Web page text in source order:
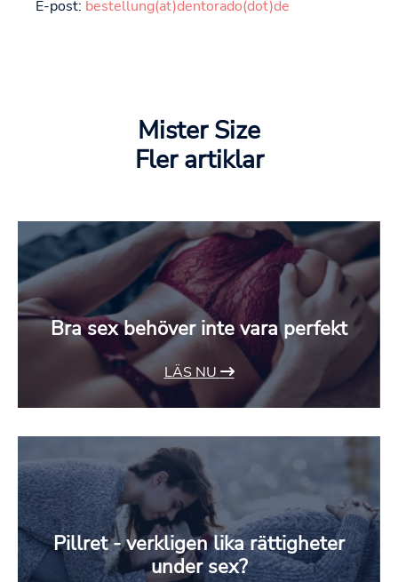
E-post: bestellung(at)dentorado(dot)de
Mister Size
Fler artiklar
Bra sex behöver inte vara perfekt
LÄS NU
Pillret - verkligen lika rättigheter
under sex?